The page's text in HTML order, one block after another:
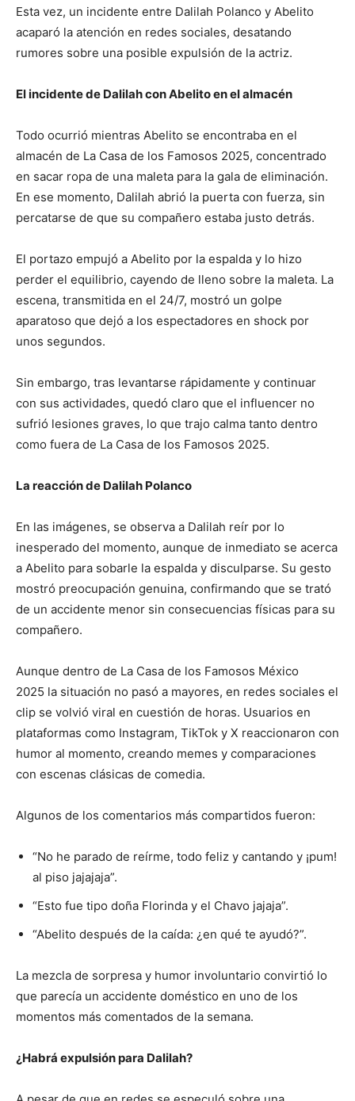
Esta vez, un incidente entre Dalilah Polanco y Abelito
acaparó la atención en redes sociales, desatando
rumores sobre una posible expulsión de la actriz.
El incidente de Dalilah con Abelito en el almacén
Todo ocurrió mientras Abelito se encontraba en el
almacén de La Casa de los Famosos 2025, concentrado
en sacar ropa de una maleta para la gala de eliminación.
En ese momento, Dalilah abrió la puerta con fuerza, sin
percatarse de que su compañero estaba justo detrás.
El portazo empujó a Abelito por la espalda y lo hizo
perder el equilibrio, cayendo de lleno sobre la maleta. La
escena, transmitida en el 24/7, mostró un golpe
aparatoso que dejó a los espectadores en shock por
unos segundos.
Sin embargo, tras levantarse rápidamente y continuar
con sus actividades, quedó claro que el influencer no
sufrió lesiones graves, lo que trajo calma tanto dentro
como fuera de La Casa de los Famosos 2025.
La reacción de Dalilah Polanco
En las imágenes, se observa a Dalilah reír por lo
inesperado del momento, aunque de inmediato se acerca
a Abelito para sobarle la espalda y disculparse. Su gesto
mostró preocupación genuina, confirmando que se trató
de un accidente menor sin consecuencias físicas para su
compañero.
Aunque dentro de La Casa de los Famosos México
2025 la situación no pasó a mayores, en redes sociales el
clip se volvió viral en cuestión de horas. Usuarios en
plataformas como Instagram, TikTok y X reaccionaron con
humor al momento, creando memes y comparaciones
con escenas clásicas de comedia.
Algunos de los comentarios más compartidos fueron:
“No he parado de reírme, todo feliz y cantando y ¡pum!
al piso jajajaja”.
“Esto fue tipo doña Florinda y el Chavo jajaja”.
“Abelito después de la caída: ¿en qué te ayudó?”.
La mezcla de sorpresa y humor involuntario convirtió lo
que parecía un accidente doméstico en uno de los
momentos más comentados de la semana.
¿Habrá expulsión para Dalilah?